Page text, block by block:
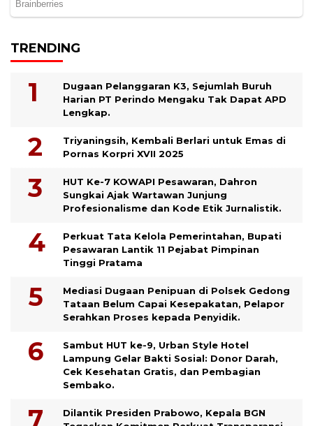
TRENDING
Dugaan Pelanggaran K3, Sejumlah Buruh
Harian PT Perindo Mengaku Tak Dapat APD
Lengkap.
Triyaningsih, Kembali Berlari untuk Emas di
Pornas Korpri XVII 2025
HUT Ke-7 KOWAPI Pesawaran, Dahron
Sungkai Ajak Wartawan Junjung
Profesionalisme dan Kode Etik Jurnalistik.
Perkuat Tata Kelola Pemerintahan, Bupati
Pesawaran Lantik 11 Pejabat Pimpinan
Tinggi Pratama
Mediasi Dugaan Penipuan di Polsek Gedong
Tataan Belum Capai Kesepakatan, Pelapor
Serahkan Proses kepada Penyidik.
Sambut HUT ke-9, Urban Style Hotel
Lampung Gelar Bakti Sosial: Donor Darah,
Cek Kesehatan Gratis, dan Pembagian
Sembako.
Dilantik Presiden Prabowo, Kepala BGN